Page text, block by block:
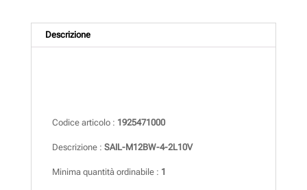
Descrizione
Codice articolo : 1925471000
Descrizione : SAIL-M12BW-4-2L10V
Minima quantità ordinabile : 1